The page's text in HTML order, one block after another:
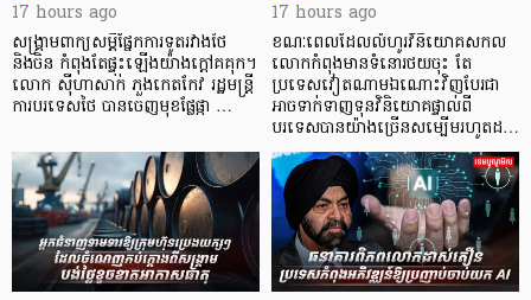
17 hours ago
សង្គ្រាមពាក្យសម្តីផ្នែកការទូតរវាងថៃ
និងចិន កំពុងតែផ្ទុះឡើងយ៉ាងក្តៅគគុក។
លោក ស៊ីហាសាក់ ភួងកេតកែវ រដ្ឋមន្ត្រី
ការបរទេសថៃ បានចេញមុខផ្លែផ្កា …
17 hours ago
ខណៈពេលដែលលំហូរវិនិយោគសកល
លោកកំពុងមានទំនោរថយចុះ តែ
ប្រទេសវៀតណាមឯណោះវិញបែរជា
អាចទាក់ទាញទុនវិនិយោគផ្ទាល់ពី
បរទេសបានយ៉ាងច្រើនសម្បើមរហូតដ…